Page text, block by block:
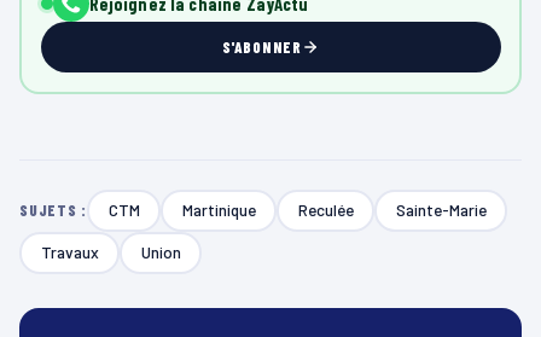
S'ABONNER
SUJETS : CTM Martinique Reculée Sainte-Marie
Travaux Union